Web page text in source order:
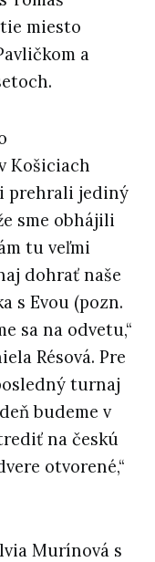
miesto
a
Košiciach
prehrali jediný
sme obhájili
tu veľmi
dohrať naše
s Evou (pozn.
sa na odvetu,“
Résová. Pre
turnaj
budeme v
na českú
otvorené,“
Murínová s